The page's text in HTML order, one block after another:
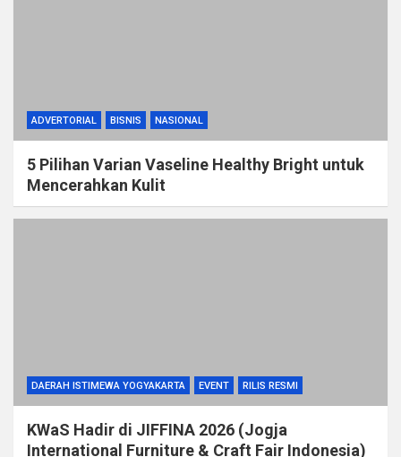
ADVERTORIAL BISNIS NASIONAL
5 Pilihan Varian Vaseline Healthy Bright untuk
Mencerahkan Kulit
DAERAH ISTIMEWA YOGYAKARTA EVENT RILIS RESMI
KWaS Hadir di JIFFINA 2026 (Jogja
International Furniture & Craft Fair Indonesia)